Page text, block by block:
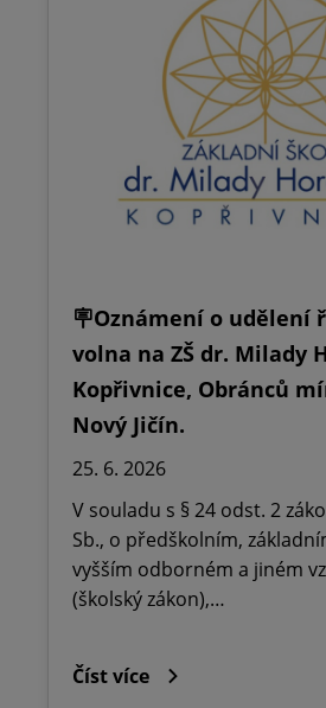
🪧Oznámení o udělení
volna na ZŠ dr. Milady
Kopřivnice, Obránců
Nový Jičín.
25. 6. 2026
V souladu s § 24 odst. 2
Sb., o předškolním,
vyšším odborném a jiném
(školský zákon),…
Číst více